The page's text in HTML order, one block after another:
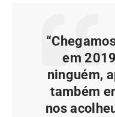
em
ninguém,
também
nos